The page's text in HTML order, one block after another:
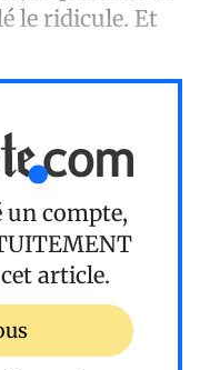
le ridicule. Et
un compte,
article.